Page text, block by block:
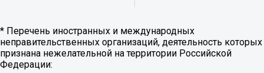
* Перечень иностранных и международных
неправительственных организаций, деятельность которых
признана нежелательной на территории Российской
Федерации: